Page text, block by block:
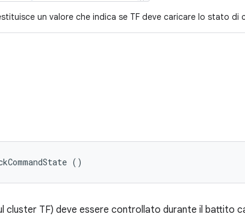
un valore che indica se TF deve caricare lo stato di
()
cluster TF) deve essere controllato durante il battito